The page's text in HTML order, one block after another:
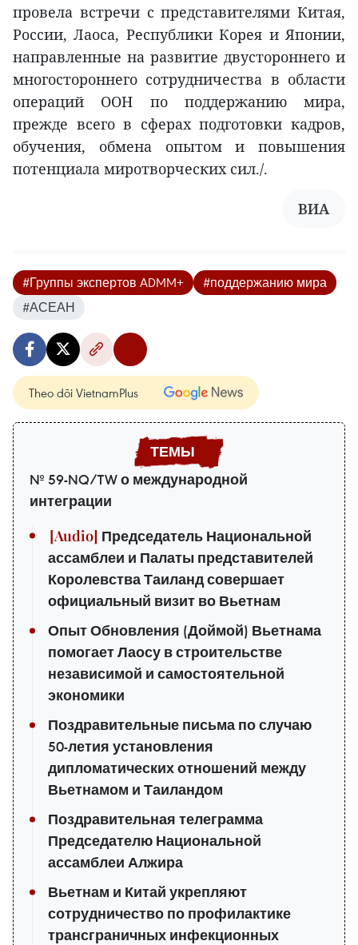
провела встречи с представителями Китая,
России, Лаоса, Республики Корея и Японии,
направленные на развитие двустороннего и
многостороннего сотрудничества в области
операций ООН по поддержанию мира,
прежде всего в сферах подготовки кадров,
обучения, обмена опытом и повышения
потенциала миротворческих сил./.
ВИA
#Группы экспертов ADMM+
#поддержанию мира
#АСЕАН
Theo dõi VietnamPlus
№ 59-NQ/TW о международной
интеграции
Председатель Национальной
ассамблеи и Палаты представителей
Королевства Таиланд совершает
официальный визит во Вьетнам
Опыт Обновления (Доймой) Вьетнама
помогает Лаосу в строительстве
независимой и самостоятельной
экономики
Поздравительные письма по случаю
50-летия установления
дипломатических отношений между
Вьетнамом и Таиландом
Поздравительная телеграмма
Председателю Национальной
ассамблеи Алжира
Вьетнам и Китай укрепляют
сотрудничество по профилактике
трансграничных инфекционных